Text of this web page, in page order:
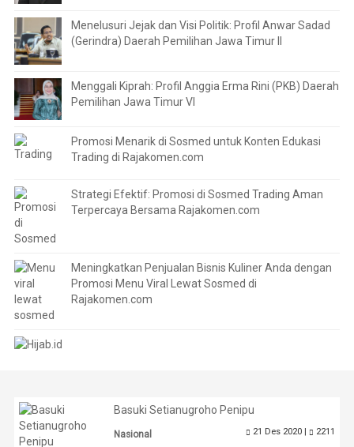
Menelusuri Jejak dan Visi Politik: Profil Anwar Sadad
(Gerindra) Daerah Pemilihan Jawa Timur II
Menggali Kiprah: Profil Anggia Erma Rini (PKB) Daerah
Pemilihan Jawa Timur VI
Promosi Menarik di Sosmed untuk Konten Edukasi
Trading di Rajakomen.com
Strategi Efektif: Promosi di Sosmed Trading Aman
Terpercaya Bersama Rajakomen.com
Meningkatkan Penjualan Bisnis Kuliner Anda dengan
Promosi Menu Viral Lewat Sosmed di
Rajakomen.com
Basuki Setianugroho Penipu
Nasional 21 Des 2020 | 2211